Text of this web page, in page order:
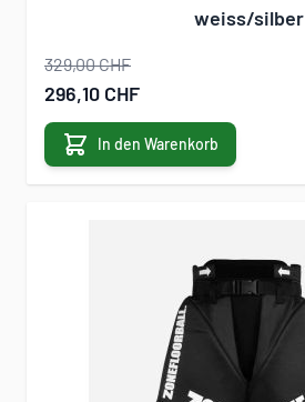
weiss/silber
329,00 CHF
Sonderangebot
296,10 CHF
In den Warenkorb